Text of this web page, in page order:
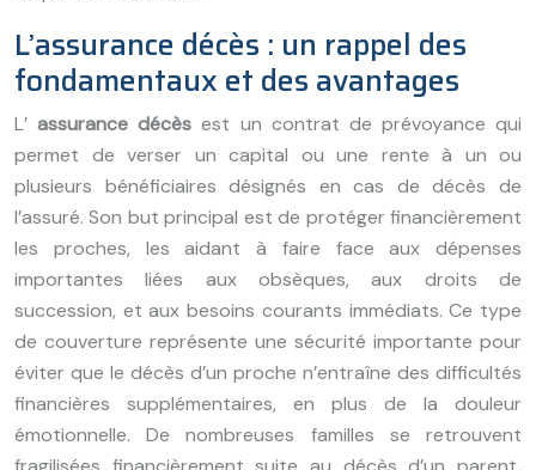
L’assurance décès : un rappel des
fondamentaux et des avantages
L’assurance décèsest un contrat de prévoyance qui
permet de verser un capital ou une rente à un ou
plusieurs bénéficiaires désignés en cas de décès de
l’assuré. Son but principal est de protéger financièrement
les proches, les aidant à faire face aux dépenses
importantes liées aux obsèques, aux droits de
succession, et aux besoins courants immédiats. Ce type
de couverture représente une sécurité importante pour
éviter que le décès d’un proche n’entraîne des difficultés
financières supplémentaires, en plus de la douleur
émotionnelle. De nombreuses familles se retrouvent